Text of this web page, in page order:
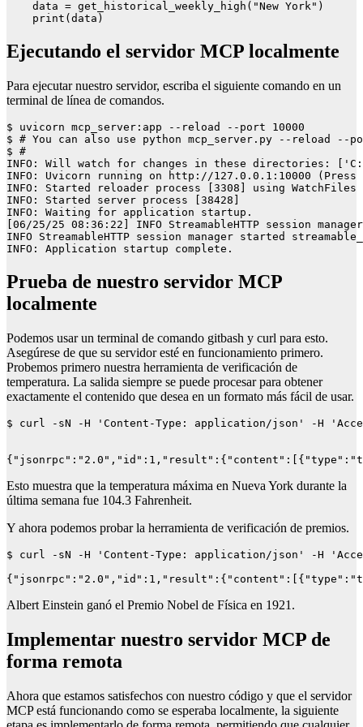
    data = get_historical_weekly_high("New York")
    print(data)
Ejecutando el servidor MCP localmente
Para ejecutar nuestro servidor, escriba el siguiente comando en un
terminal de línea de comandos.
$ uvicorn mcp_server:app --reload --port 10000
$ # You can also use python mcp_server.py --reload --
$ #
INFO: Will watch for changes in these directories:
INFO: Uvicorn running on http://127.0.0.1:10000 (Press
INFO: Started reloader process [3308] using WatchFiles
INFO: Started server process [38428]
INFO: Waiting for application startup.
[06/25/25 08:36:22] INFO StreamableHTTP session
INFO StreamableHTTP session manager started
INFO: Application startup complete.
Prueba de nuestro servidor MCP
localmente
Podemos usar un terminal de comando gitbash y curl para esto.
Asegúrese de que su servidor esté en funcionamiento primero.
Probemos primero nuestra herramienta de verificación de
temperatura. La salida siempre se puede procesar para obtener
exactamente el contenido que desea en un formato más fácil de usar.
$ curl -sN -H 'Content-Type: application/json' -H
Esto muestra que la temperatura máxima en Nueva York durante la
última semana fue 104.3 Fahrenheit.
Y ahora podemos probar la herramienta de verificación de premios.
$ curl -sN -H 'Content-Type: application/json' -H
Albert Einstein ganó el Premio Nobel de Física en 1921.
Implementar nuestro servidor MCP de
forma remota
Ahora que estamos satisfechos con nuestro código y que el servidor
MCP está funcionando como se esperaba localmente, la siguiente